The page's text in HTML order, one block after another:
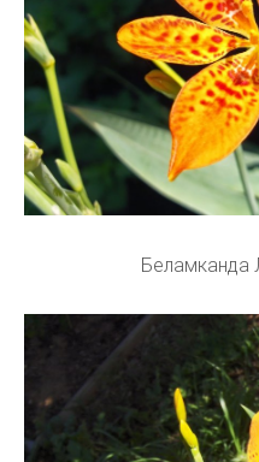
Беламканда